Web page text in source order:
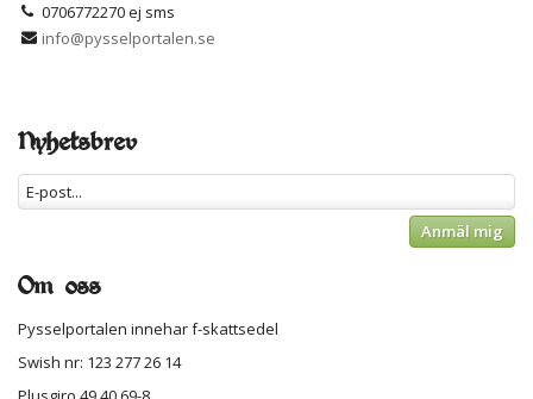
0706772270 ej sms
info@pysselportalen.se
Nyhetsbrev
Anmäl mig
Om oss
Pysselportalen innehar f-skattsedel
Swish nr: 123 277 26 14